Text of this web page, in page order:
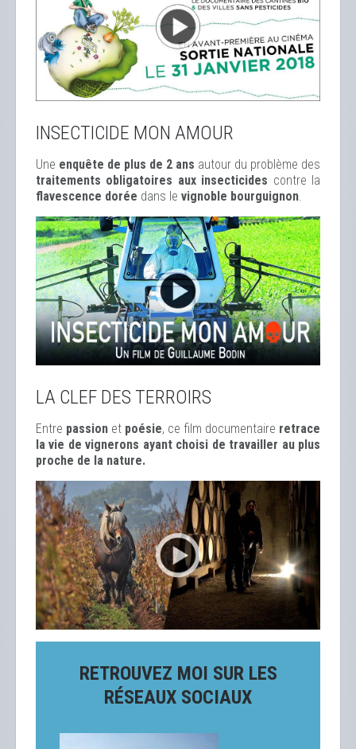
INSECTICIDE MON AMOUR
Une enquête de plus de 2 ans autour du problème des
traitements obligatoires aux insecticides contre la
flavescence dorée dans le vignoble bourguignon.
LA CLEF DES TERROIRS
Entre passion et poésie, ce film documentaire retrace
la vie de vignerons ayant choisi de travailler au plus
proche de la nature.
RETROUVEZ MOI SUR LES
RÉSEAUX SOCIAUX